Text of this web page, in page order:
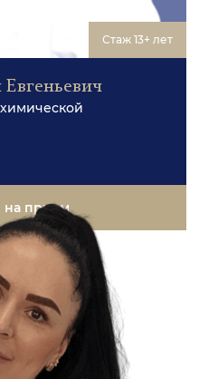
Стаж 13+ лет
на прием